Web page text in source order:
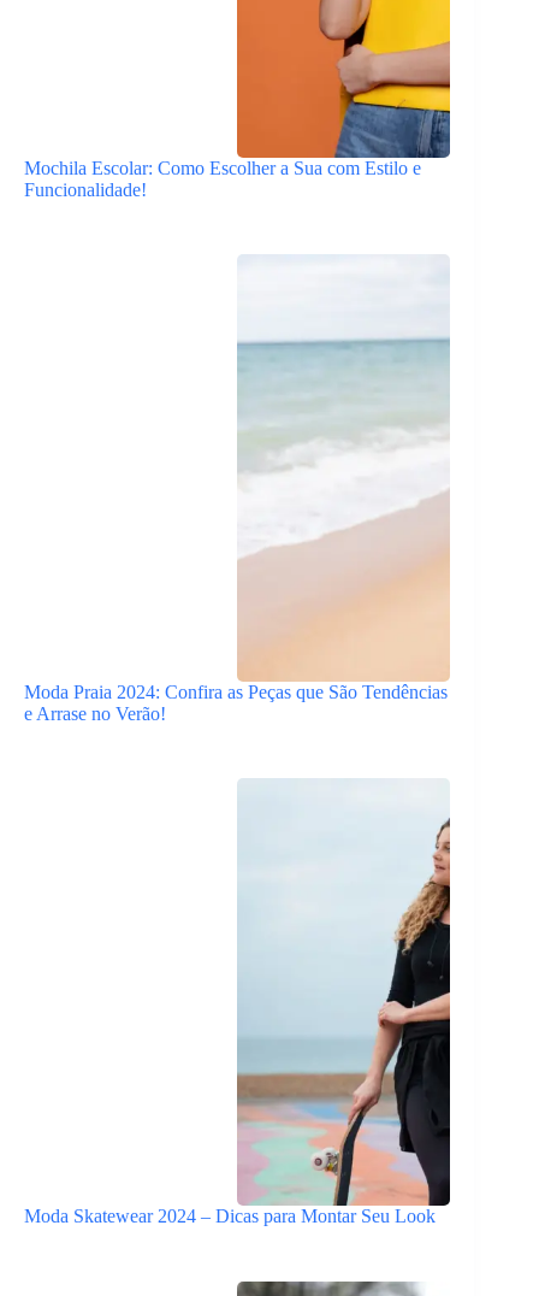
Mochila Escolar: Como Escolher a Sua com Estilo e
Funcionalidade!
Moda Praia 2024: Confira as Peças que São Tendências
e Arrase no Verão!
Moda Skatewear 2024 – Dicas para Montar Seu Look